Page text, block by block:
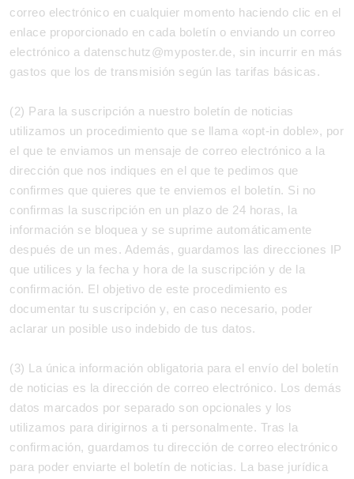
correo electrónico en cualquier momento haciendo clic en el
enlace proporcionado en cada boletín o enviando un correo
electrónico a datenschutz@myposter.de, sin incurrir en más
gastos que los de transmisión según las tarifas básicas.
(2) Para la suscripción a nuestro boletín de noticias
utilizamos un procedimiento que se llama «opt-in doble», por
el que te enviamos un mensaje de correo electrónico a la
dirección que nos indiques en el que te pedimos que
confirmes que quieres que te enviemos el boletín. Si no
confirmas la suscripción en un plazo de 24 horas, la
información se bloquea y se suprime automáticamente
después de un mes. Además, guardamos las direcciones IP
que utilices y la fecha y hora de la suscripción y de la
confirmación. El objetivo de este procedimiento es
documentar tu suscripción y, en caso necesario, poder
aclarar un posible uso indebido de tus datos.
(3) La única información obligatoria para el envío del boletín
de noticias es la dirección de correo electrónico. Los demás
datos marcados por separado son opcionales y los
utilizamos para dirigirnos a ti personalmente. Tras la
confirmación, guardamos tu dirección de correo electrónico
para poder enviarte el boletín de noticias. La base jurídica